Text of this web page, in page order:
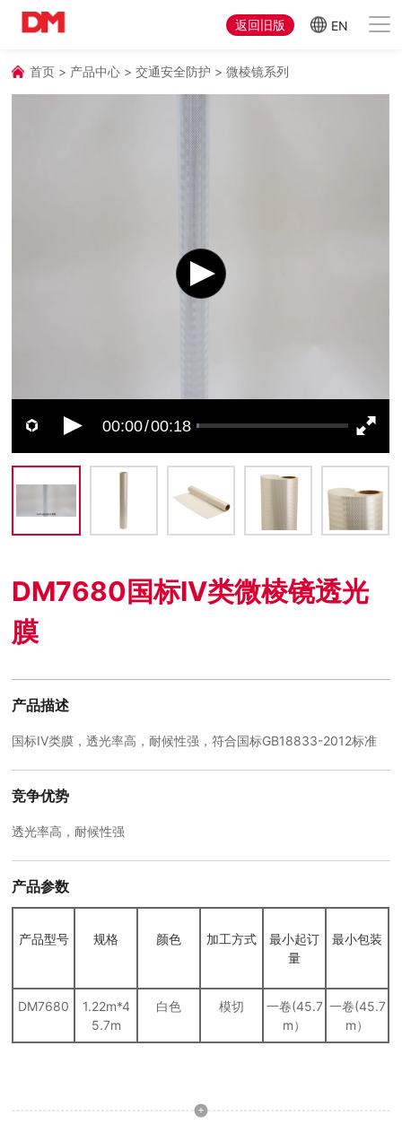
EN
返回旧版
首页 > 产品中心 >交通安全防护 >微棱镜系列
00:00/00:18
DM7680国标IV类微棱镜透光
膜
产品描述
国标IV类膜，透光率高，耐候性强，符合国标GB18833-2012标准
竞争优势
透光率高，耐候性强
产品参数
产品型号 规格 颜色 加工方式
最小起订
量
最小包装
DM7680
1.22m*4
5.7m
白色 模切
一卷(45.7
m）
一卷(45.7
m）